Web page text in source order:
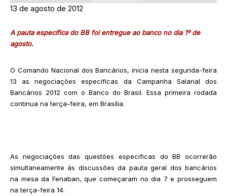
13 de agosto de 2012
A pauta específica do BB foi entregue ao banco no dia 1º de
agosto.
O Comando Nacional dos Bancários, inicia nesta segunda-feira
13 as negociações específicas da Campanha Salarial dos
Bancários 2012 com o Banco do Brasil. Essa primeira rodada
continua na terça-feira, em Brasília.
As negociações das questões específicas do BB ocorrerão
simultaneamente às discussões da pauta geral dos bancários
na mesa da Fenaban, que começaram no dia 7 e prosseguem
na terça-feira 14.